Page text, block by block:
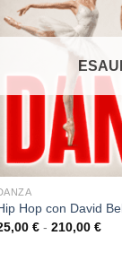
Hop con David
€ - 210,00 €